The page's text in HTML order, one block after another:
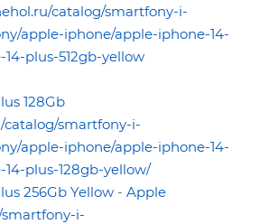
catalog/smartfony-i-
apple-iphone/apple-iphone-14-
plus-512gb-yellow
128Gb
catalog/smartfony-i-
apple-iphone/apple-iphone-14-
plus-128gb-yellow/
256Gb Yellow - Apple
i-